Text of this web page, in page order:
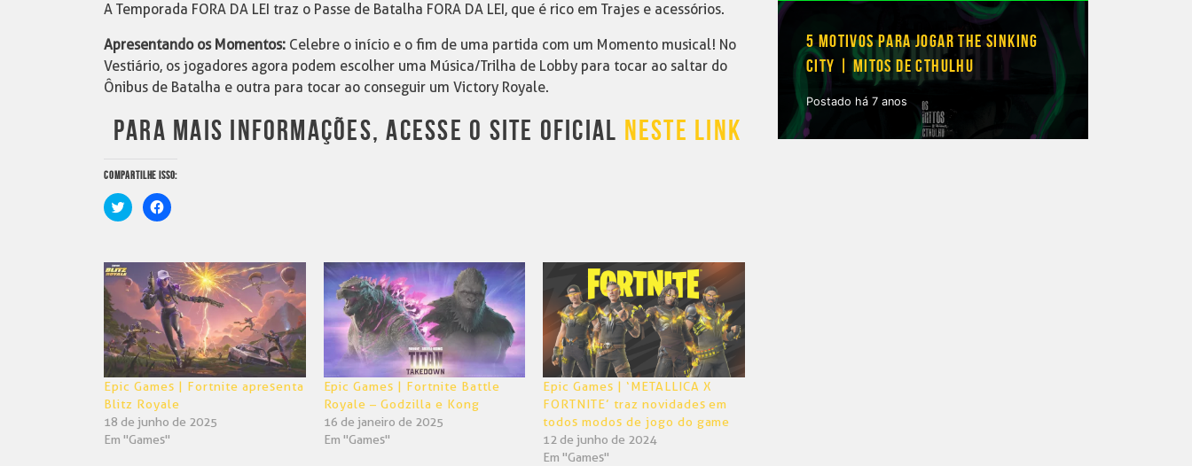
A Temporada FORA DA LEI traz o Passe de Batalha FORA DA LEI, que é rico em Trajes e acessórios.
Apresentando os Momentos: Celebre o início e o fim de uma partida com um Momento musical! No
Vestiário, os jogadores agora podem escolher uma Música/Trilha de Lobby para tocar ao saltar do
Ônibus de Batalha e outra para tocar ao conseguir um Victory Royale.
PARA MAIS INFORMAÇÕES, ACESSE O SITE OFICIAL NESTE LINK
COMPARTILHE ISSO:
Clique
para
em
nova
janela)
Clique
para
em
nova
janela)
Epic Games | Fortnite apresenta
Blitz Royale
18 de junho de 2025
Em "Games"
Epic Games | Fortnite Battle
Royale – Godzilla e Kong
16 de janeiro de 2025
Em "Games"
Epic Games | ‘METALLICA X
FORTNITE’ traz novidades em
todos modos de jogo do game
12 de junho de 2024
Em "Games"
5 MOTIVOS PARA JOGAR THE SINKING
CITY | MITOS DE CTHULHU
Postado há 7 anos